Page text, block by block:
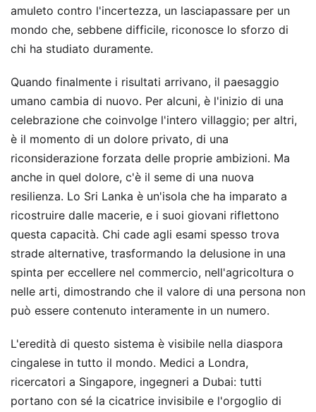
amuleto contro l'incertezza, un lasciapassare per un
mondo che, sebbene difficile, riconosce lo sforzo di
chi ha studiato duramente.
Quando finalmente i risultati arrivano, il paesaggio
umano cambia di nuovo. Per alcuni, è l'inizio di una
celebrazione che coinvolge l'intero villaggio; per altri,
è il momento di un dolore privato, di una
riconsiderazione forzata delle proprie ambizioni. Ma
anche in quel dolore, c'è il seme di una nuova
resilienza. Lo Sri Lanka è un'isola che ha imparato a
ricostruire dalle macerie, e i suoi giovani riflettono
questa capacità. Chi cade agli esami spesso trova
strade alternative, trasformando la delusione in una
spinta per eccellere nel commercio, nell'agricoltura o
nelle arti, dimostrando che il valore di una persona non
può essere contenuto interamente in un numero.
L'eredità di questo sistema è visibile nella diaspora
cingalese in tutto il mondo. Medici a Londra,
ricercatori a Singapore, ingegneri a Dubai: tutti
portano con sé la cicatrice invisibile e l'orgoglio di